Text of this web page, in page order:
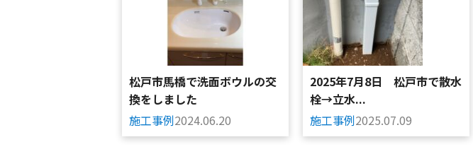
松戸市馬橋で洗面ボウルの交
換をしました
施工事例2024.06.20
2025年7月8日 松戸市で散水
栓→立水...
施工事例2025.07.09